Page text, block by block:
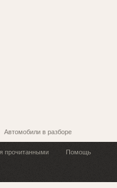
Автомобили в разборе
прочитанными Помощь